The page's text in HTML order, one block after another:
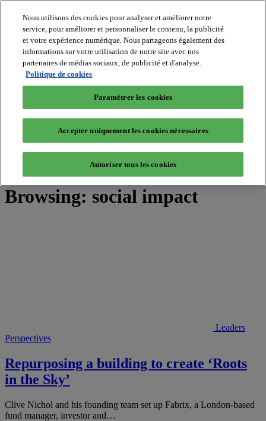
MIPIM WorldBlog
Navigate
MIPIM
Posts Tagged "social impact"
Browsing: social impact
Leaders
Perspectives
Repurposing a building to create ‘Roots
in the Sky’
Clive Nichol and his founding team set up Fabrix, a London-based
fund manager, investor and…
Nous utilisons des cookies pour analyser et améliorer notre
service, pour améliorer et personnaliser le contenu, la publicité
et votre expérience numérique. Nous partageons également des
informations sur votre utilisation de notre site avec nos
partenaires de médias sociaux, de publicité et d'analyse.
Politique de cookies
Paramétrer les cookies
Accepter uniquement les cookies nécessaires
Autoriser tous les cookies